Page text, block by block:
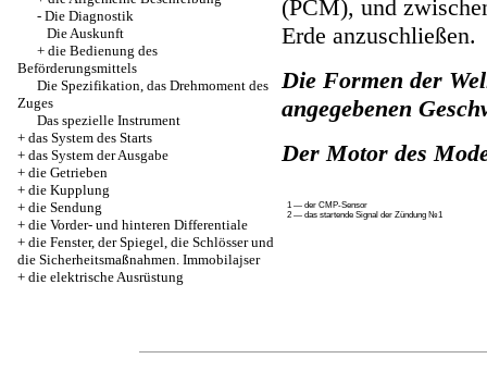
- Die Diagnostik
Die Auskunft
+ die Bedienung des
Beförderungsmittels
Die Spezifikation, das Drehmoment des
Zuges
Das spezielle Instrument
+ das System des Starts
+ das System der Ausgabe
+ die Getrieben
+ die Kupplung
+ die Sendung
+ die Vorder- und hinteren Differentiale
+ die Fenster, der Spiegel, die Schlösser und
die Sicherheitsmaßnahmen. Immobilajser
+ die elektrische Ausrüstung
(PCM), und
Erde anzuschließen.
Die Formen der
angegebenen
Der Motor des
1 — der CMP-Sensor
2 — das startende Signal der Zündung №1